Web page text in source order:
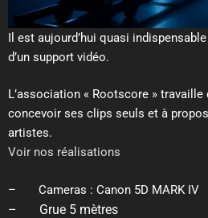
Il est aujourd’hui quasi
d’un support vidéo.
L’association « Rootscore »
concevoir ses clips seuls et à
artistes.
Voir nos réalisations
– Cameras : Canon 5D MARK IV
– Grue 5 mètres